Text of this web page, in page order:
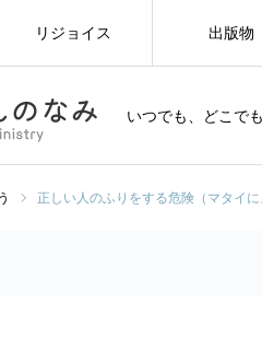
いつでも、どこで
リジョイス 出版物
正しい人のふりをする危険（マタイに